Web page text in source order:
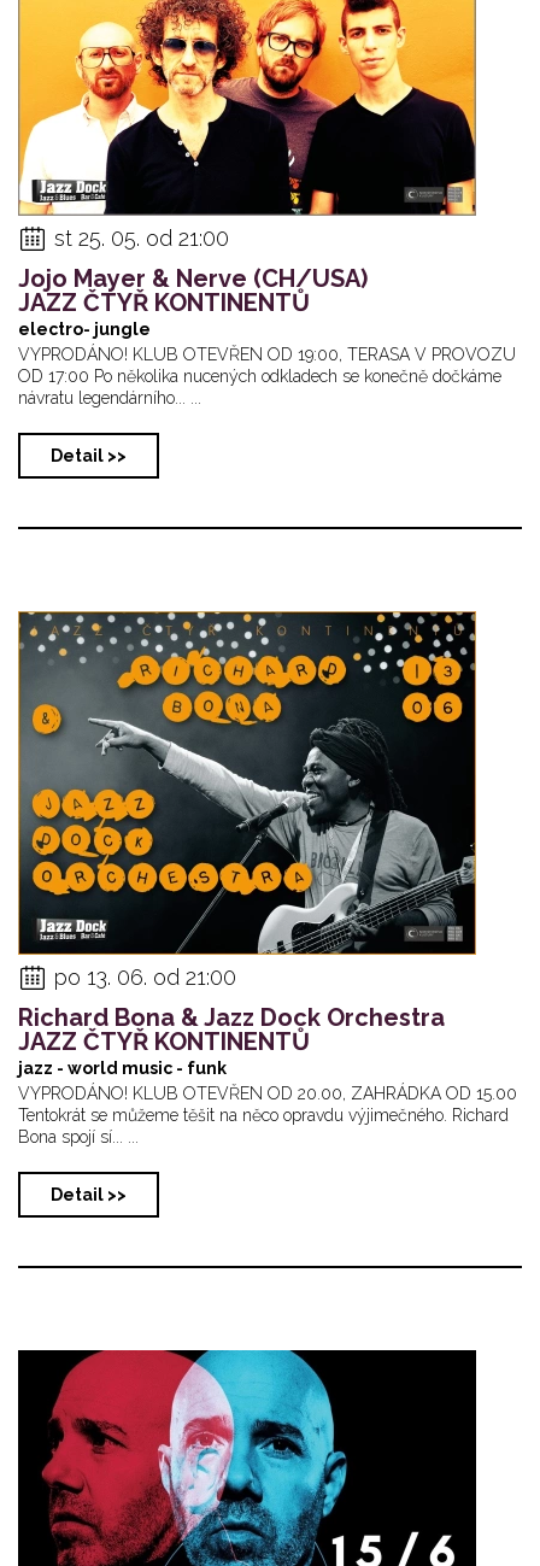
st 25. 05. od 21:00
Jojo Mayer & Nerve (CH/USA)
JAZZ ČTYŘ KONTINENTŮ
electro- jungle
VYPRODÁNO! KLUB OTEVŘEN OD 19:00, TERASA V PROVOZU
OD 17:00 Po několika nucených odkladech se konečně dočkáme
návratu legendárního... ...
Detail >>
po 13. 06. od 21:00
Richard Bona & Jazz Dock Orchestra
JAZZ ČTYŘ KONTINENTŮ
jazz - world music - funk
VYPRODÁNO! KLUB OTEVŘEN OD 20.00, ZAHRÁDKA OD 15.00
Tentokrát se můžeme těšit na něco opravdu výjimečného. Richard
Bona spojí sí... ...
Detail >>